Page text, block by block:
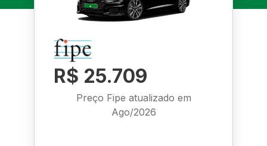
R$ 25.709
Preço Fipe atualizado em
Ago/2026